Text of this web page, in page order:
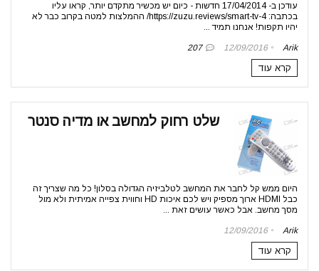
עודכן ב- 17/04/2014 חדשות - כיום יש מכשיר מתקדם יותר, קראו עליו
בכתבה: https://zuzu.reviews/smart-tv-4/ ההמלצות למטה בקרוב כבר לא
יהיו תקפות! אנחנו תמיד ...
Arik
12/09/2016
207
קרא עוד
שלט רחוק למחשב או מדיה סנטר
היום ממש קל לחבר את המחשב לטלביזיה הגדולה בסלון! כל מה שצריך זה
כבל HDMI ארוך מספיק ויש לכם איכות HD וחווית צפייה אמיתית ולא מול
מסך מחשב. אבל כאשר עושים זאת ...
Arik
12/09/2016
קרא עוד